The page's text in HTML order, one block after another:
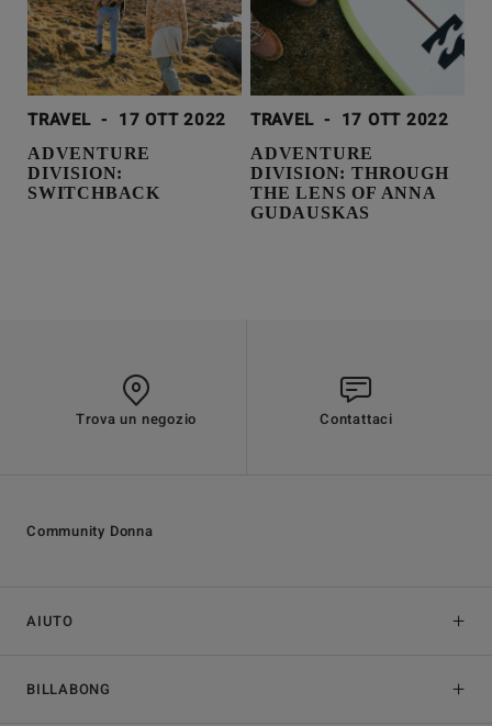
TRAVEL - 17 OTT 2022
ADVENTURE
DIVISION:
SWITCHBACK
TRAVEL - 17 OTT 2022
ADVENTURE
DIVISION: THROUGH
THE LENS OF ANNA
GUDAUSKAS
Trova un negozio Contattaci
AIUTO
BILLABONG
Community Donna